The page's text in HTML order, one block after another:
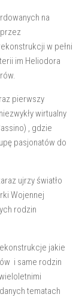
na
w pełni
im Heliodora
pierwszy
wirtualny
, gdzie
pasjonatów do
ujrzy światło
Wojennej
rodzin
jakie
i same rodzin
tematach